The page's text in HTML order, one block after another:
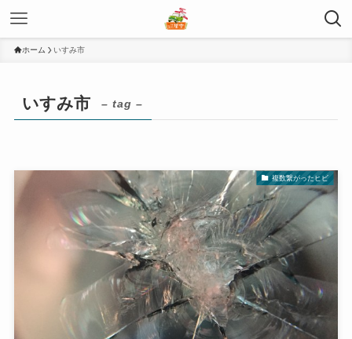
ホーム いすみ市
いすみ市 – tag –
複数繋がったヒビ